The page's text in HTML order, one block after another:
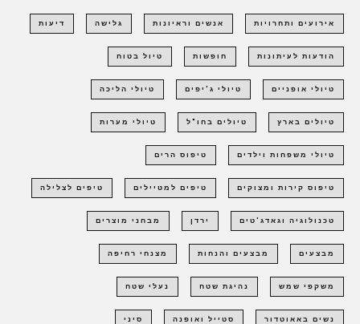
אירועים ותחרויות אנשים וראיונות גלישה דיעות
הודעות לעיתונות חופשות טיול בטוח
טיולי אופניים טיולי ג'יפים טיולי הליכה
טיולים בארץ טיולים בחו"ל טיולי מערות
טיולי משפחות וילדים טיפוס הרים
טיפוס קירות ומצוקים טיפים למטיילים טיפים לצלילה
טכנולוגיה וגאדג'טים ירדן מבחני מוצרים
מבצעים מבצעים והנחות מצנחי רחיפה
משקפי שמש נהיגת שטח נעלי שטח
נשים באאוטדור סטייל ואופנה סיני